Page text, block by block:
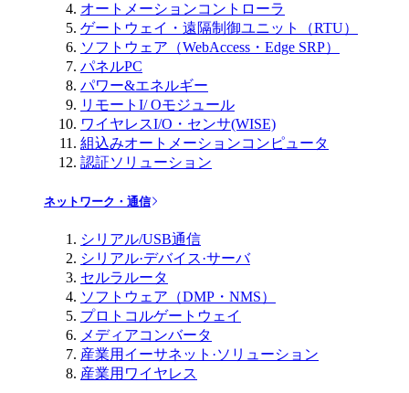
オートメーションコントローラ
ゲートウェイ・遠隔制御ユニット（RTU）
ソフトウェア（WebAccess・Edge SRP）
パネルPC
パワー&エネルギー
リモートI/ Oモジュール
ワイヤレスI/O・センサ(WISE)
組込みオートメーションコンピュータ
認証ソリューション
ネットワーク・通信
シリアル/USB通信
シリアル·デバイス·サーバ
セルラルータ
ソフトウェア（DMP・NMS）
プロトコルゲートウェイ
メディアコンバータ
産業用イーサネット·ソリューション
産業用ワイヤレス